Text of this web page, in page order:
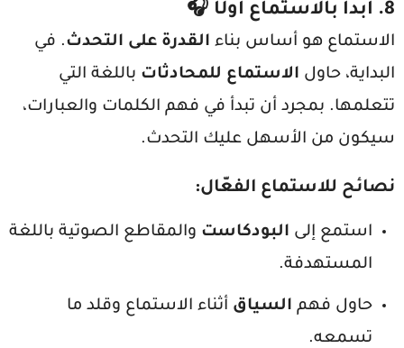
8. ابدأ بالاستماع أولًا 🎧
الاستماع هو أساس بناء القدرة على التحدث. في
البداية، حاول الاستماع للمحادثات باللغة التي
تتعلمها. بمجرد أن تبدأ في فهم الكلمات والعبارات،
سيكون من الأسهل عليك التحدث.
نصائح للاستماع الفعّال:
استمع إلى البودكاست والمقاطع الصوتية باللغة
المستهدفة.
حاول فهم السياق أثناء الاستماع وقلد ما
تسمعه.